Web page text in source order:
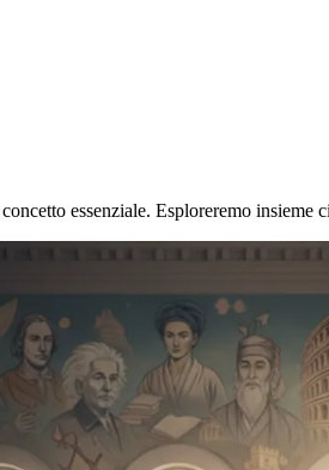
essenziale. Esploreremo insieme